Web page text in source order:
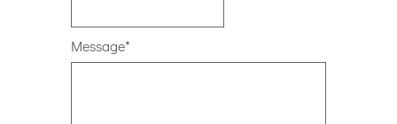
anterior
siguiente